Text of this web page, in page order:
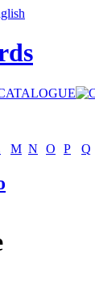
M N O P Q